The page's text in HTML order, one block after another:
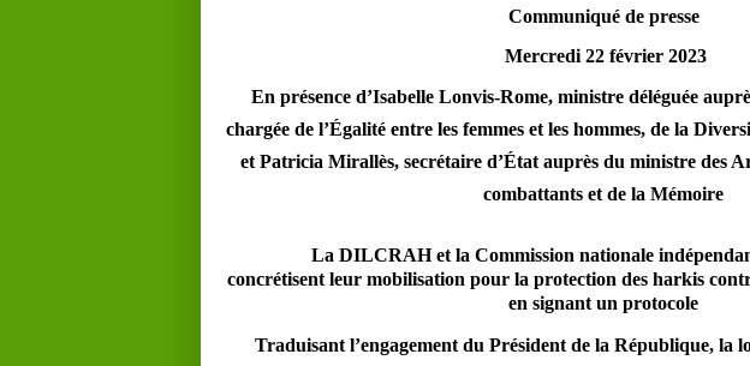
Communiqué de presse
Mercredi 22 février 2023
En présence d’Isabelle Lonvis-Rome, ministre déléguée
chargée de l’Égalité entre les femmes et les hommes, de la
et Patricia Mirallès, secrétaire d’État auprès du ministre des
combattants et de la Mémoire
La DILCRAH et la Commission nationale
concrétisent leur mobilisation pour la protection des harkis
en signant un protocole
Traduisant l’engagement du Président de la République, la